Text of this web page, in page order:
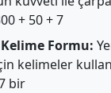
+ 50 + 7
Formu:
kelimeler
bir